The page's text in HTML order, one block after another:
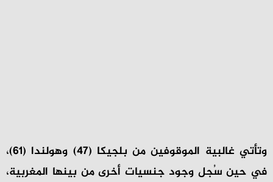
وتأتي غالبية الموقوفين من بلجيكا (47) وهولندا (61)،
في حين سُجل وجود جنسيات أخرى من بينها المغربية،